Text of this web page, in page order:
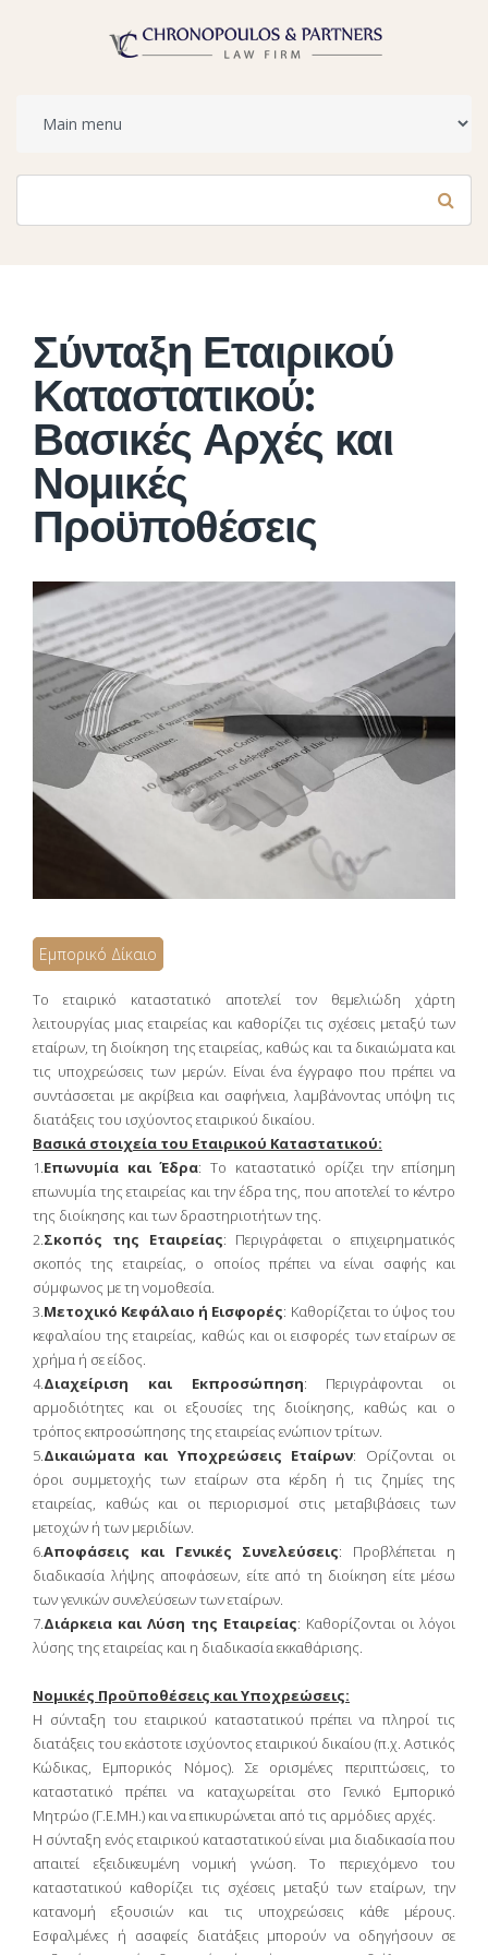
Σύνταξη Εταιρικού
Καταστατικού:
Βασικές Αρχές και
Νομικές
Προϋποθέσεις
Εμπορικό Δίκαιο
Το εταιρικό καταστατικό αποτελεί τον θεμελιώδη χάρτη
λειτουργίας μιας εταιρείας και καθορίζει τις σχέσεις μεταξύ των
εταίρων, τη διοίκηση της εταιρείας, καθώς και τα δικαιώματα και
τις υποχρεώσεις των μερών. Είναι ένα έγγραφο που πρέπει να
συντάσσεται με ακρίβεια και σαφήνεια, λαμβάνοντας υπόψη τις
διατάξεις του ισχύοντος εταιρικού δικαίου.
Βασικά στοιχεία του Εταιρικού Καταστατικού:
1.Επωνυμία και Έδρα: Το καταστατικό ορίζει την επίσημη
επωνυμία της εταιρείας και την έδρα της, που αποτελεί το κέντρο
της διοίκησης και των δραστηριοτήτων της.
2.Σκοπός της Εταιρείας: Περιγράφεται ο επιχειρηματικός
σκοπός της εταιρείας, ο οποίος πρέπει να είναι σαφής και
σύμφωνος με τη νομοθεσία.
3.Μετοχικό Κεφάλαιο ή Εισφορές: Καθορίζεται το ύψος του
κεφαλαίου της εταιρείας, καθώς και οι εισφορές των εταίρων σε
χρήμα ή σε είδος.
4.Διαχείριση και Εκπροσώπηση: Περιγράφονται οι
αρμοδιότητες και οι εξουσίες της διοίκησης, καθώς και ο
τρόπος εκπροσώπησης της εταιρείας ενώπιον τρίτων.
5.Δικαιώματα και Υποχρεώσεις Εταίρων: Ορίζονται οι
όροι συμμετοχής των εταίρων στα κέρδη ή τις ζημίες της
εταιρείας, καθώς και οι περιορισμοί στις μεταβιβάσεις των
μετοχών ή των μεριδίων.
6.Αποφάσεις και Γενικές Συνελεύσεις: Προβλέπεται η
διαδικασία λήψης αποφάσεων, είτε από τη διοίκηση είτε μέσω
των γενικών συνελεύσεων των εταίρων.
7.Διάρκεια και Λύση της Εταιρείας: Καθορίζονται οι λόγοι
λύσης της εταιρείας και η διαδικασία εκκαθάρισης.
Νομικές Προϋποθέσεις και Υποχρεώσεις:
Η σύνταξη του εταιρικού καταστατικού πρέπει να πληροί τις
διατάξεις του εκάστοτε ισχύοντος εταιρικού δικαίου (π.χ. Αστικός
Κώδικας, Εμπορικός Νόμος). Σε ορισμένες περιπτώσεις, το
καταστατικό πρέπει να καταχωρείται στο Γενικό Εμπορικό
Μητρώο (Γ.Ε.ΜΗ.) και να επικυρώνεται από τις αρμόδιες αρχές.
Η σύνταξη ενός εταιρικού καταστατικού είναι μια διαδικασία που
απαιτεί εξειδικευμένη νομική γνώση. Το περιεχόμενο του
καταστατικού καθορίζει τις σχέσεις μεταξύ των εταίρων, την
κατανομή εξουσιών και τις υποχρεώσεις κάθε μέρους.
Εσφαλμένες ή ασαφείς διατάξεις μπορούν να οδηγήσουν σε